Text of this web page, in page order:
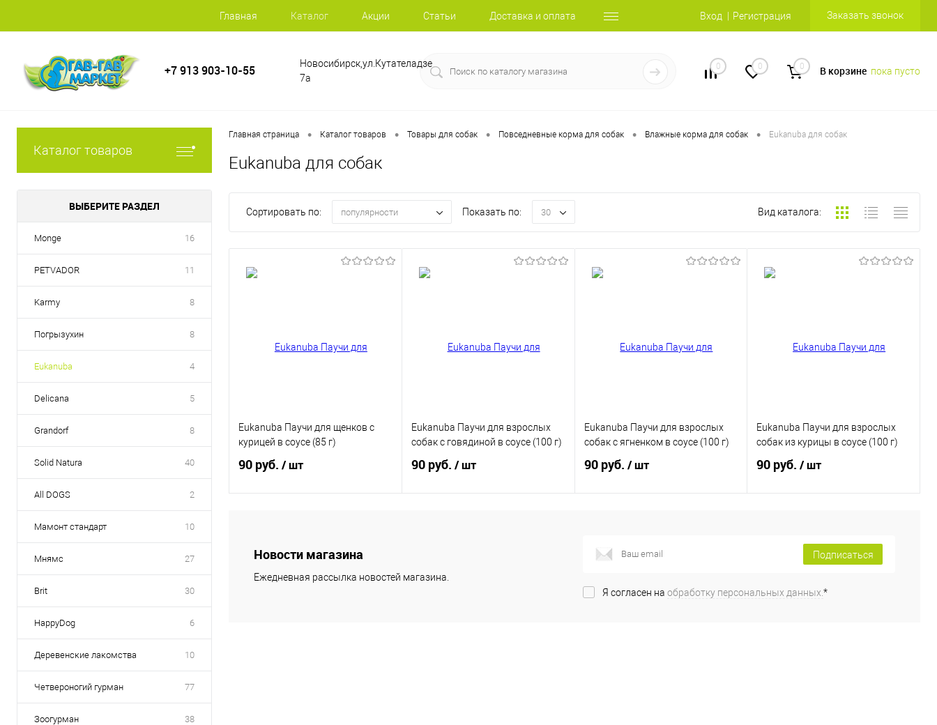
Главная Каталог Акции Статьи Доставка и оплата Вход Регистрация Заказать звонок
+7 913 903-10-55
Новосибирск,ул.Кутателадзе
7а
0 0 0 В корзине пока пусто
Каталог товаров
ВЫБЕРИТЕ РАЗДЕЛ
Monge 16
PETVADOR 11
Karmy 8
Погрызухин 8
Eukanuba 4
Delicana 5
Grandorf 8
Solid Natura 40
All DOGS 2
Мамонт стандарт 10
Мнямс 27
Brit 30
HappyDog 6
Деревенские лакомства 10
Четвероногий гурман 77
Зоогурман 38
Главная страница • Каталог товаров • Товары для собак • Повседневные корма для собак • Влажные корма для собак • Eukanuba для собак
Eukanuba для собак
Сортировать по: популярности Показать по: 30 Вид каталога:
Eukanuba Паучи для щенков с
курицей в соусе (85 г)
90 руб. / шт
Купить в 1 клик
В избранное
Eukanuba Паучи для взрослых
собак с говядиной в соусе (100 г)
90 руб. / шт
В избранное
Eukanuba Паучи для взрослых
собак с ягненком в соусе (100 г)
90 руб. / шт
Купить в 1 клик
Eukanuba Паучи для взрослых
собак из курицы в соусе (100 г)
90 руб./ шт
Купить в 1 клик
Новости магазина
Ежедневная рассылка новостей магазина.
Подписаться
Я согласен на обработку персональных данных. *